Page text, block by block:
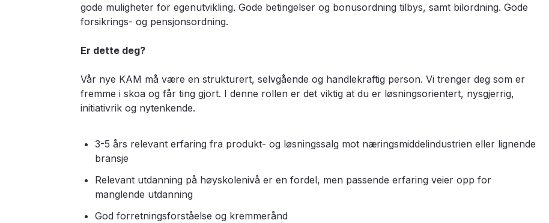
gode muligheter for egenutvikling. Gode betingelser og bonusordning tilbys, samt bilordning. Gode
forsikrings- og pensjonsordning.
Er dette deg?
Vår nye KAM må være en strukturert, selvgående og handlekraftig person. Vi trenger deg som er
fremme i skoa og får ting gjort. I denne rollen er det viktig at du er løsningsorientert, nysgjerrig,
initiativrik og nytenkende.
3-5 års relevant erfaring fra produkt- og løsningssalg mot næringsmiddelindustrien eller lignende
bransje
Relevant utdanning på høyskolenivå er en fordel, men passende erfaring veier opp for
manglende utdanning
God forretningsforståelse og kremmerånd